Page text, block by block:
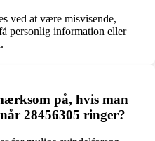
ved at være misvisende,
personlig information eller
på, hvis man
28456305 ringer?